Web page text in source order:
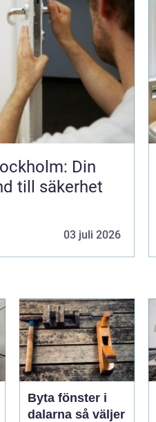
Din
till säkerhet
03 juli 2026
Byta fönster i
dalarna så väljer